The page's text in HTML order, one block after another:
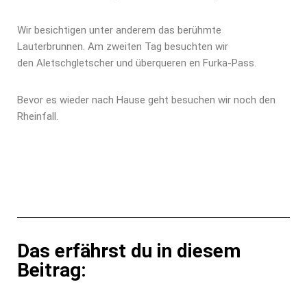
Wir besichtigen unter anderem das berühmte
Lauterbrunnen. Am zweiten Tag besuchten wir
den Aletschgletscher und überqueren en Furka-Pass.
Bevor es wieder nach Hause geht besuchen wir noch den
Rheinfall.
Das erfährst du in diesem
Beitrag: